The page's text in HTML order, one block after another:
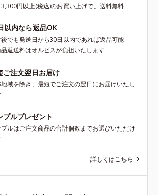
円以上(税込)のお買い上げで、送料無料
以内なら返品OK
でも発送日から30日以内であれば返品可能
返送料はオルビスが負担いたします
ご注文翌日お届け
域を除き、最短でご注文の翌日にお届けいたし
プルプレゼント
ルはご注文商品の合計個数までお選びいただけ
詳しくはこちら